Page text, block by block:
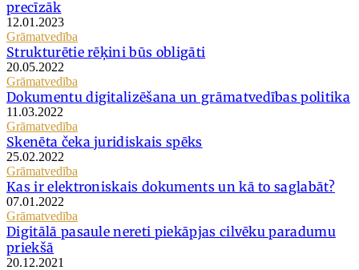
precīzāk
12.01.2023
Grāmatvedība
Strukturētie rēķini būs obligāti
20.05.2022
Grāmatvedība
Dokumentu digitalizēšana un grāmatvedības politika
11.03.2022
Grāmatvedība
Skenēta čeka juridiskais spēks
25.02.2022
Grāmatvedība
Kas ir elektroniskais dokuments un kā to saglabāt?
07.01.2022
Grāmatvedība
Digitālā pasaule nereti piekāpjas cilvēku paradumu
priekšā
20.12.2021